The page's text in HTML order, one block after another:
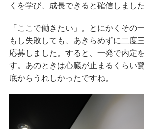
くを学び、成長できると確信しました
「ここで働きたい」。とにかくその
もし失敗しても、あきらめずに二度
応募しました。すると、一発で内定
す。あのときは心臓が止まるくらい
底からうれしかったですね。